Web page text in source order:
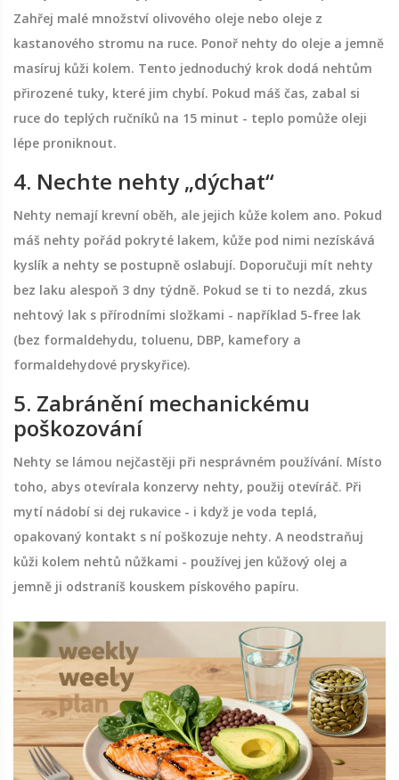
Zahřej malé množství olivového oleje nebo oleje z
kastanového stromu na ruce. Ponoř nehty do oleje a jemně
masíruj kůži kolem. Tento jednoduchý krok dodá nehtům
přirozené tuky, které jim chybí. Pokud máš čas, zabal si
ruce do teplých ručníků na 15 minut - teplo pomůže oleji
lépe proniknout.
4. Nechte nehty „dýchat“
Nehty nemají krevní oběh, ale jejich kůže kolem ano. Pokud
máš nehty pořád pokryté lakem, kůže pod nimi nezískává
kyslík a nehty se postupně oslabují. Doporučuji mít nehty
bez laku alespoň 3 dny týdně. Pokud se ti to nezdá, zkus
nehtový lak s přírodními složkami - například 5-free lak
(bez formaldehydu, toluenu, DBP, kamefory a
formaldehydové pryskyřice).
5. Zabránění mechanickému
poškozování
Nehty se lámou nejčastěji při nesprávném používání. Místo
toho, abys otevírala konzervy nehty, použij otevíráč. Při
mytí nádobí si dej rukavice - i když je voda teplá,
opakovaný kontakt s ní poškozuje nehty. A neodstraňuj
kůži kolem nehtů nůžkami - používej jen kůžový olej a
jemně ji odstraníš kouskem pískového papíru.